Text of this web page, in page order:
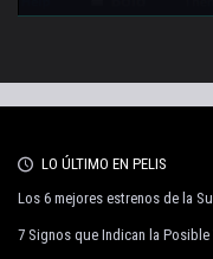
LO ÚLTIMO EN PELIS
Los 6 mejores estrenos de la
7 Signos que Indican la